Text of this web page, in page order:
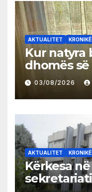
AKTUALITET KRONIKË
Kur natyra
dhomës së
03/08/2026
AKTUALITET KRONIKË
Kërkesa